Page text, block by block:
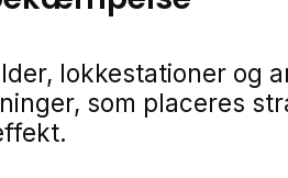
lokkestationer og
som placeres